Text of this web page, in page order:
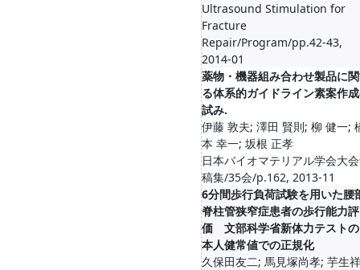
Ultrasound Stimulation for
Fracture
Repair/Program/pp.42-43,
2014-01
薬物・機器組み合わせ製品に
る体系的ガイドライン素案作
試み.
伊藤 敦夫; 澤田 賢則; 柳 健一;
本 幸一; 坂根 正孝
日本バイオマテリアル学会大
稿集/35会/p.162, 2013-11
6分間歩行負荷試験を用いた腰
脊柱管狭窄症患者の歩行能力評
価 文部科学省新体力テスト
本人健常値での正規化
久保田友二; 馬見塚尚孝; 芋生祥